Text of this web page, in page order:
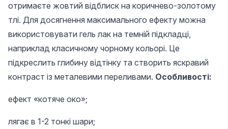
отримаєте жовтий відблиск на коричнево-золотому
тлі. Для досягнення максимального ефекту можна
використовувати гель лак на темній підкладці,
наприклад класичному чорному кольорі. Це
підкреслить глибину відтінку та створить яскравий
контраст із металевими переливами. Особливості:
ефект «котяче око»;
лягає в 1-2 тонкі шари;